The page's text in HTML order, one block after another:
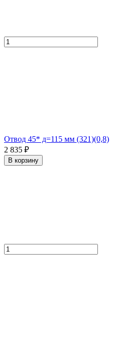
Отвод 45* д=115 мм (321)(0,8)
2 835 ₽
В корзину